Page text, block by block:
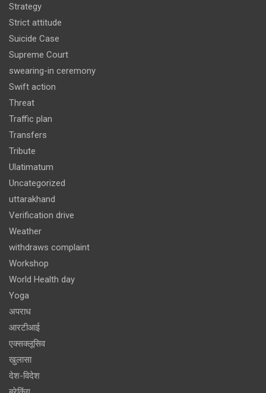
Strategy
Strict attitude
Suicide Case
Supreme Court
swearing-in ceremony
Swift action
Threat
Traffic plan
Transfers
Tribute
Ulatimatum
Uncategorized
uttarakhand
Verification drive
Weather
withdraws complaint
Workshop
World Health day
Yoga
अपराध
आरटीआई
एक्सक्लूसिव
खुलासा
देश-विदेश